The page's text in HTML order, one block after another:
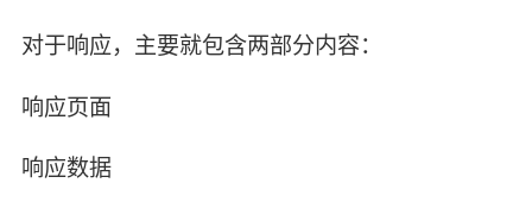
对于响应，主要就包含两部分内容：
响应页面
响应数据